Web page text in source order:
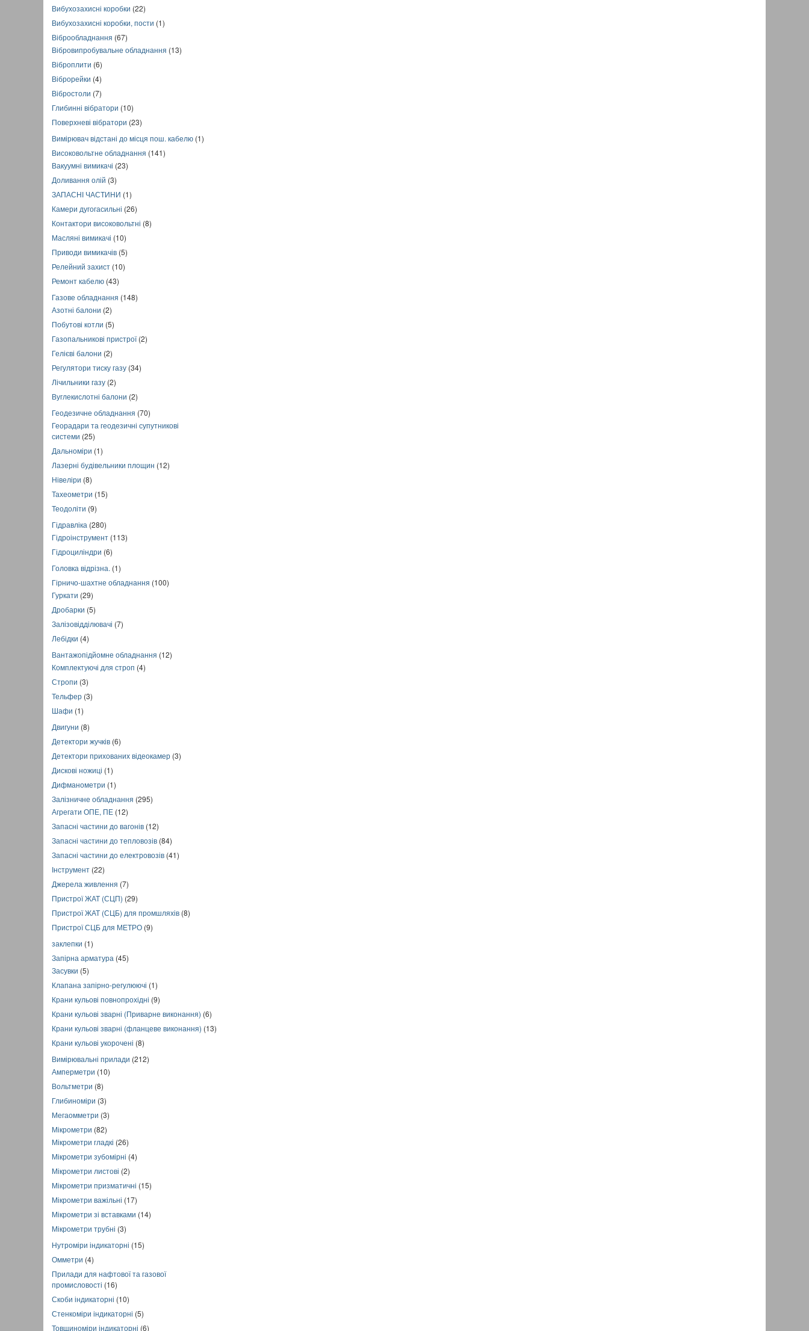
Вибухозахисні коробки (22)
Вибухозахисні коробки, пости (1)
Віброобладнання (67)
Вібровипробувальне обладнання (13)
Віброплити (6)
Віброрейки (4)
Вібростоли (7)
Глибинні вібратори (10)
Поверхневі вібратори (23)
Вимірювач відстані до місця пош. кабелю (1)
Високовольтне обладнання (141)
Вакуумні вимикачі (23)
Доливання олій (3)
ЗАПАСНІ ЧАСТИНИ (1)
Камери дугогасильні (26)
Контактори високовольтні (8)
Масляні вимикачі (10)
Приводи вимикачів (5)
Релейний захист (10)
Ремонт кабелю (43)
Газове обладнання (148)
Азотні балони (2)
Побутові котли (5)
Газопальникові пристрої(2)
Гелієві балони (2)
Регулятори тиску газу (34)
Лічильники газу (2)
Вуглекислотні балони (2)
Геодезичне обладнання (70)
Георадари та геодезичні супутникові
системи (25)
Дальноміри (1)
Лазерні будівельники площин (12)
Нівеліри (8)
Тахеометри (15)
Теодоліти (9)
Гідравліка (280)
Гідроінструмент (113)
Гідроциліндри (6)
Головка відрізна. (1)
Гірничо-шахтне обладнання (100)
Гуркати (29)
Дробарки (5)
Залізовідділювачі (7)
Лебідки (4)
Вантажопідйомне обладнання (12)
Комплектуючі для строп (4)
Стропи (3)
Тельфер (3)
Шафи (1)
Двигуни (8)
Детектори жучків (6)
Детектори прихованих відеокамер (3)
Дискові ножиці (1)
Дифманометри (1)
Залізничне обладнання (295)
Агрегати ОПЕ, ПЕ (12)
Запасні частини до вагонів (12)
Запасні частини до тепловозів (84)
Запасні частини до електровозів (41)
Інструмент (22)
Джерела живлення (7)
Пристрої ЖАТ (СЦП) (29)
Пристрої ЖАТ (СЦБ) для промшляхів (8)
Пристрої СЦБ для МЕТРО (9)
заклепки (1)
Запірна арматура (45)
Засувки (5)
Клапана запірно-регулюючі (1)
Крани кульові повнопрохідні (9)
Крани кульові зварні (Приварне виконання) (6)
Крани кульові зварні (фланцеве виконання) (13)
Крани кульові укорочені (8)
Вимірювальні прилади (212)
Амперметри (10)
Вольтметри (8)
Глибиноміри (3)
Мегаомметри (3)
Мікрометри (82)
Мікрометри гладкі (26)
Мікрометри зубомірні (4)
Мікрометри листові (2)
Мікрометри призматичні (15)
Мікрометри важільні (17)
Мікрометри зі вставками (14)
Мікрометри трубні (3)
Нутроміри індикаторні (15)
Омметри (4)
Прилади для нафтової та газової
промисловості (16)
Скоби індикаторні (10)
Стенкоміри індикаторні (5)
Товщиноміри індикаторні (6)